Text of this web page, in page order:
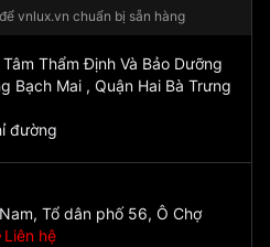
vnlux.vn chuẩn bị sẵn hàng
Thẩm Định Và Bảo Dưỡng
Bạch Mai , Quận Hai Bà Trưng
đường
Tổ dân phố 56, Ô Chợ
Liên hệ